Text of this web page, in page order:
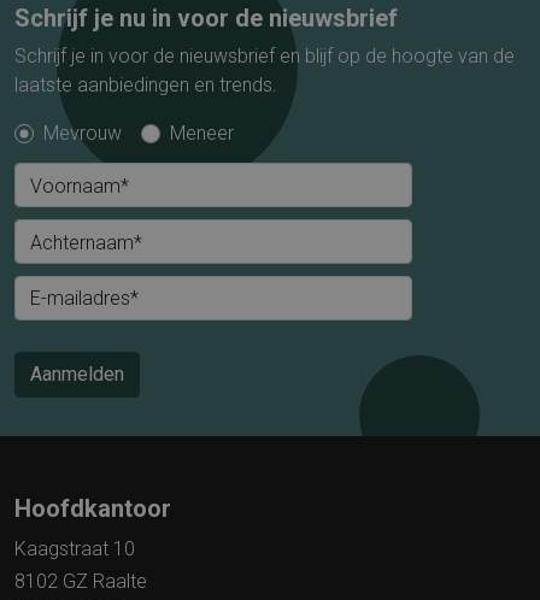
Schrijf je nu in voor de nieuwsbrief
Schrijf je in voor de nieuwsbrief en blijf op de hoogte van de
laatste aanbiedingen en trends.
Mevrouw Meneer
Voornaam*
Achternaam*
E-mailadres*
Aanmelden
Hoofdkantoor
Kaagstraat 10
8102 GZ Raalte